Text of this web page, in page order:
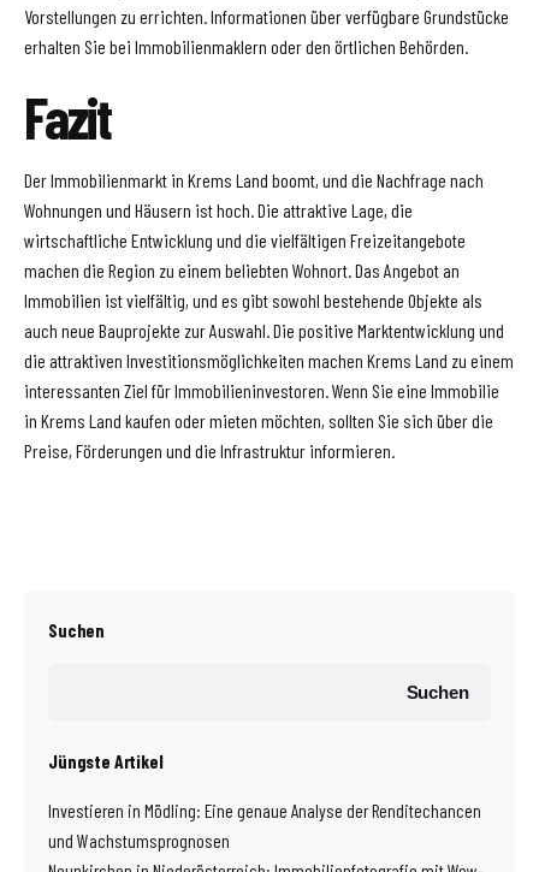
Vorstellungen zu errichten. Informationen über verfügbare Grundstücke
erhalten Sie bei Immobilienmaklern oder den örtlichen Behörden.
Fazit
Der Immobilienmarkt in Krems Land boomt, und die Nachfrage nach
Wohnungen und Häusern ist hoch. Die attraktive Lage, die
wirtschaftliche Entwicklung und die vielfältigen Freizeitangebote
machen die Region zu einem beliebten Wohnort. Das Angebot an
Immobilien ist vielfältig, und es gibt sowohl bestehende Objekte als
auch neue Bauprojekte zur Auswahl. Die positive Marktentwicklung und
die attraktiven Investitionsmöglichkeiten machen Krems Land zu einem
interessanten Ziel für Immobilieninvestoren. Wenn Sie eine Immobilie
in Krems Land kaufen oder mieten möchten, sollten Sie sich über die
Preise, Förderungen und die Infrastruktur informieren.
Suchen
Suchen
Jüngste Artikel
Investieren in Mödling: Eine genaue Analyse der Renditechancen
und Wachstumsprognosen